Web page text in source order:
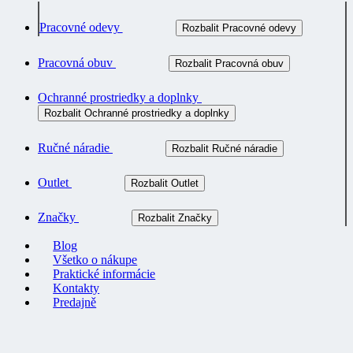
Pracovné odevy Rozbalit Pracovné odevy
Pracovná obuv Rozbalit Pracovná obuv
Ochranné prostriedky a doplnky
Rozbalit Ochranné prostriedky a doplnky
Ručné náradie Rozbalit Ručné náradie
Outlet Rozbalit Outlet
Značky Rozbalit Značky
Blog
Všetko o nákupe
Praktické informácie
Kontakty
Predajně